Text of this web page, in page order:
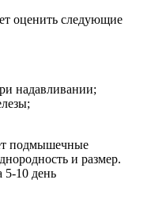
оценить следующие
надавливании;
подмышечные
и размер.
5-10 день